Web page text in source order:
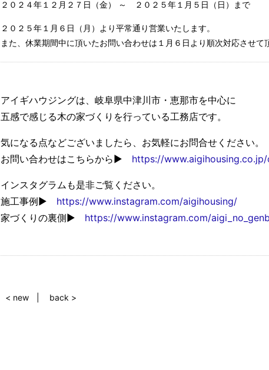
２０２４年１２月２７日（金） ～ ２０２５年１月５日（日）まで
２０２５年１月６日（月）より平常通り営業いたします。
また、休業期間中に頂いたお問い合わせは１月６日より順次対応させて
アイギハウジングは、岐阜県中津川市・恵那市を中心に
五感で感じる木の家づくりを行っている工務店です。
気になる点などございましたら、お気軽にお問合せください。
お問い合わせはこちらから▶ https://
インスタグラムも是非ご覧ください。
施工事例▶ https://www.instagram.com/aigihousing/
家づくりの裏側▶ https://www.instagram.com/
< new back >